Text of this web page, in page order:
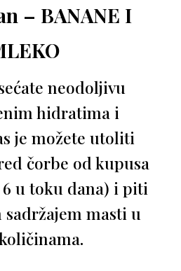
– BANANE I
neodoljivu
hidratima i
je možete utoliti
čorbe od kupusa
u toku dana) i piti
masti u